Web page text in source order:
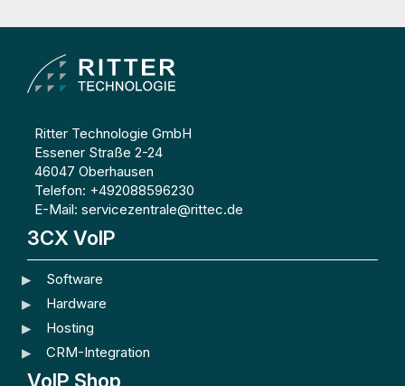
Ritter Technologie GmbH
Essener Straße 2-24
46047 Oberhausen
Telefon: +492088596230
E-Mail: servicezentrale@rittec.de
3CX VoIP
Software
Hardware
Hosting
CRM-Integration
VoIP Shop